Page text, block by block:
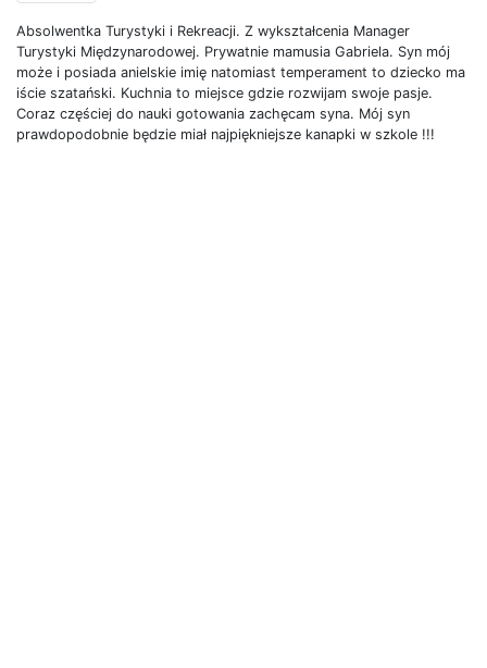
Absolwentka Turystyki i Rekreacji. Z wykształcenia Manager
Turystyki Międzynarodowej. Prywatnie mamusia Gabriela. Syn mój
może i posiada anielskie imię natomiast temperament to dziecko ma
iście szatański. Kuchnia to miejsce gdzie rozwijam swoje pasje.
Coraz częściej do nauki gotowania zachęcam syna. Mój syn
prawdopodobnie będzie miał najpiękniejsze kanapki w szkole !!!